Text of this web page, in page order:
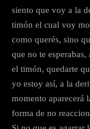
siento que voy a la
timón el cual voy
como querés, sino
que no te
el timón, quedarte
yo estoy así, a la
momento aparecerá
forma de no